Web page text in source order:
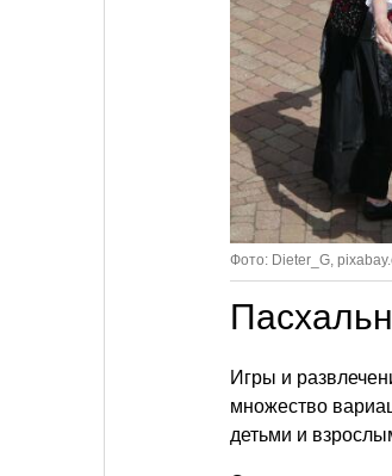
Фото: Dieter_G,
Игры и
множество
детьми и